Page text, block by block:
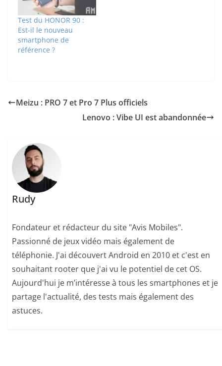
Test du HONOR 90 :
Est-il le nouveau
smartphone de
référence ?
Meizu : PRO 7 et Pro 7 Plus officiels
Lenovo : Vibe UI est abandonnée
Rudy
Fondateur et rédacteur du site "Avis Mobiles".
Passionné de jeux vidéo mais également de
téléphonie. J'ai découvert Android en 2010 et c'est en
souhaitant rooter que j'ai vu le potentiel de cet OS.
Aujourd'hui je m’intéresse à tous les smartphones et je
partage l'actualité, des tests mais également des
astuces.